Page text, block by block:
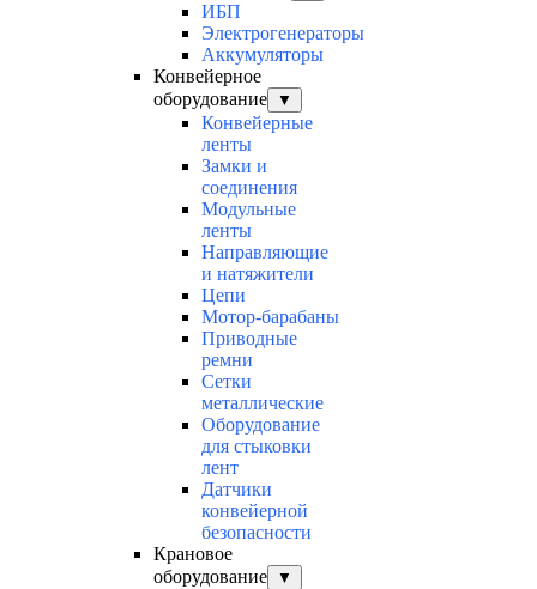
ИБП
Электрогенераторы
Аккумуляторы
Конвейерное
оборудование
▼
Конвейерные
ленты
Замки и
соединения
Модульные
ленты
Направляющие
и натяжители
Цепи
Мотор-барабаны
Приводные
ремни
Сетки
металлические
Оборудование
для стыковки
лент
Датчики
конвейерной
безопасности
Крановое
оборудование
▼